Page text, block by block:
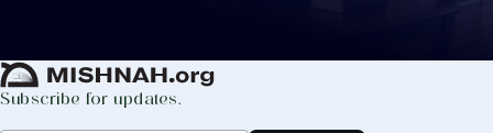
Subscribe for updates.